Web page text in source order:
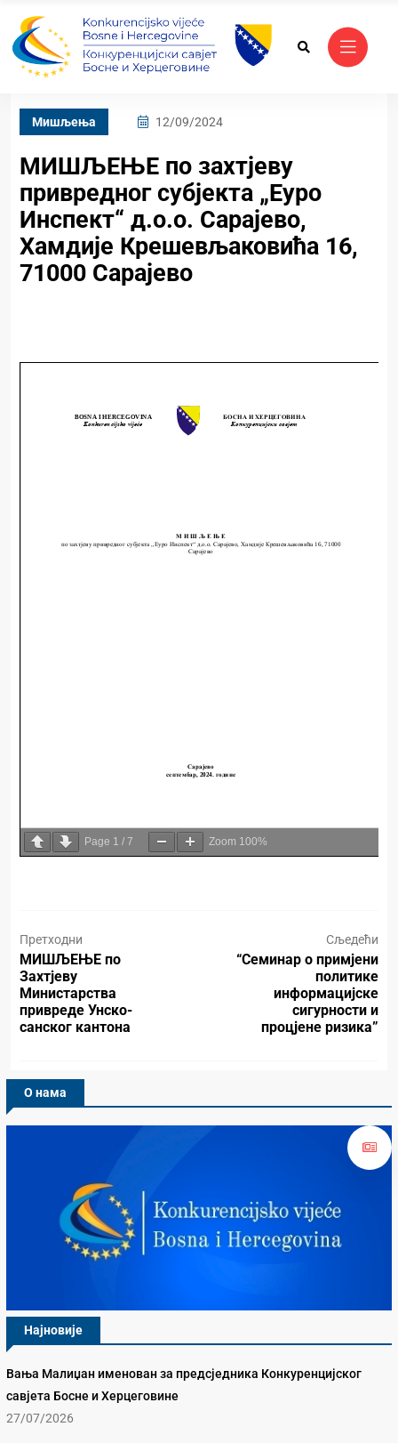
Mишљења 12/09/2024
МИШЉЕЊЕ по захтјеву
привредног субјекта „Еуро
Инспект“ д.о.о. Сарајево,
Хамдије Крешевљаковића 16,
71000 Сарајево
Page 1 / 7 Zoom 100%
Претходни
МИШЉЕЊЕ по
Захтјеву
Министарства
привреде Унско-
санског кантона
Сљедећи
“Семинар о примјени
политике
информацијске
сигурности и
процјене ризика”
О нама
Најновије
Вања Малиџан именован за предсједника Конкуренцијског
савјета Босне и Херцеговине
27/07/2026